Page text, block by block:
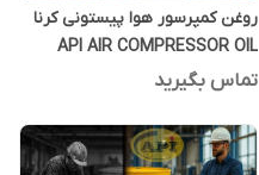
روغن کمپرسور هوا پیستونی کرنا
API AIR COMPRESSOR OIL
CORENA S2P46 بیست لیتری
تماس بگیرید